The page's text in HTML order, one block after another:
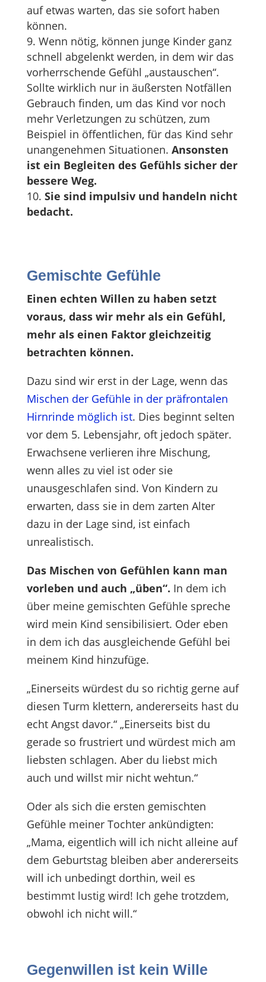
auf etwas warten, das sie sofort haben
können.
Wenn nötig, können junge Kinder ganz
schnell abgelenkt werden, in dem wir das
vorherrschende Gefühl „austauschen“.
Sollte wirklich nur in äußersten Notfällen
Gebrauch finden, um das Kind vor noch
mehr Verletzungen zu schützen, zum
Beispiel in öffentlichen, für das Kind sehr
unangenehmen Situationen. Ansonsten
ist ein Begleiten des Gefühls sicher der
bessere Weg.
Sie sind impulsiv und handeln nicht
bedacht.
Gemischte Gefühle
Einen echten Willen zu haben setzt
voraus, dass wir mehr als ein Gefühl,
mehr als einen Faktor gleichzeitig
betrachten können.
Dazu sind wir erst in der Lage, wenn das
Mischen der Gefühle in der präfrontalen
Hirnrinde möglich ist. Dies beginnt selten
vor dem 5. Lebensjahr, oft jedoch später.
Erwachsene verlieren ihre Mischung,
wenn alles zu viel ist oder sie
unausgeschlafen sind. Von Kindern zu
erwarten, dass sie in dem zarten Alter
dazu in der Lage sind, ist einfach
unrealistisch.
Das Mischen von Gefühlen kann man
vorleben und auch „üben“. In dem ich
über meine gemischten Gefühle spreche
wird mein Kind sensibilisiert. Oder eben
in dem ich das ausgleichende Gefühl bei
meinem Kind hinzufüge.
„Einerseits würdest du so richtig gerne auf
diesen Turm klettern, andererseits hast du
echt Angst davor.“ „Einerseits bist du
gerade so frustriert und würdest mich am
liebsten schlagen. Aber du liebst mich
auch und willst mir nicht wehtun.“
Oder als sich die ersten gemischten
Gefühle meiner Tochter ankündigten:
„Mama, eigentlich will ich nicht alleine auf
dem Geburtstag bleiben aber andererseits
will ich unbedingt dorthin, weil es
bestimmt lustig wird! Ich gehe trotzdem,
obwohl ich nicht will.“
Gegenwillen ist kein Wille